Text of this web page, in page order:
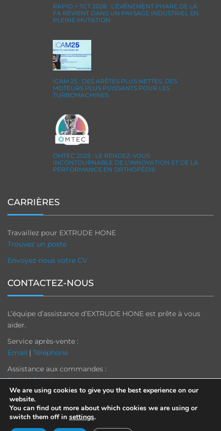
RAPID + TCT 2026 : L’ÉVÉNEMENT PHARE DE LA
FA REVIENT DANS UN PAYSAGE INDUSTRIEL EN
PLEINE MUTATION
ICAM 25 : DES ARÊTES PLUS NETTES, DES
MOTEURS PLUS PUISSANTS POUR LES
TURBOMACHINES
OMTEC 2025 : LE RENDEZ-VOUS
INCONTOURNABLE DE L’INNOVATION ET DE LA
PERFORMANCE EN ORTHOPÉDIE
CARRIÈRES
Travaillez pour EXTRUDE HONE
Trouvez un poste
Envoyez-nous votre CV
CONTACTEZ-NOUS
L’équipe d’assistance d’EXTRUDE HONE est prête à vous
aider.
Service après-vente :
Email | Téléphone
Assistance aux commandes :
Email|Téléphone
We are using cookies to give you the best experience on our
website.
You can find out more about which cookies we are using or
switch them off in settings.